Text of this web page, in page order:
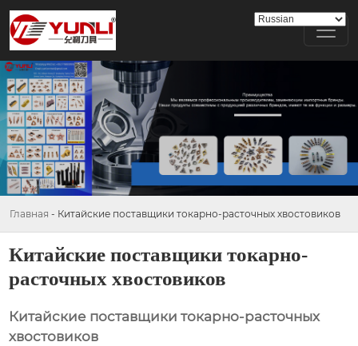
Главная - Китайские поставщики токарно-расточных хвостовиков
Китайские поставщики токарно-
расточных хвостовиков
Китайские поставщики токарно-расточных
хвостовиков